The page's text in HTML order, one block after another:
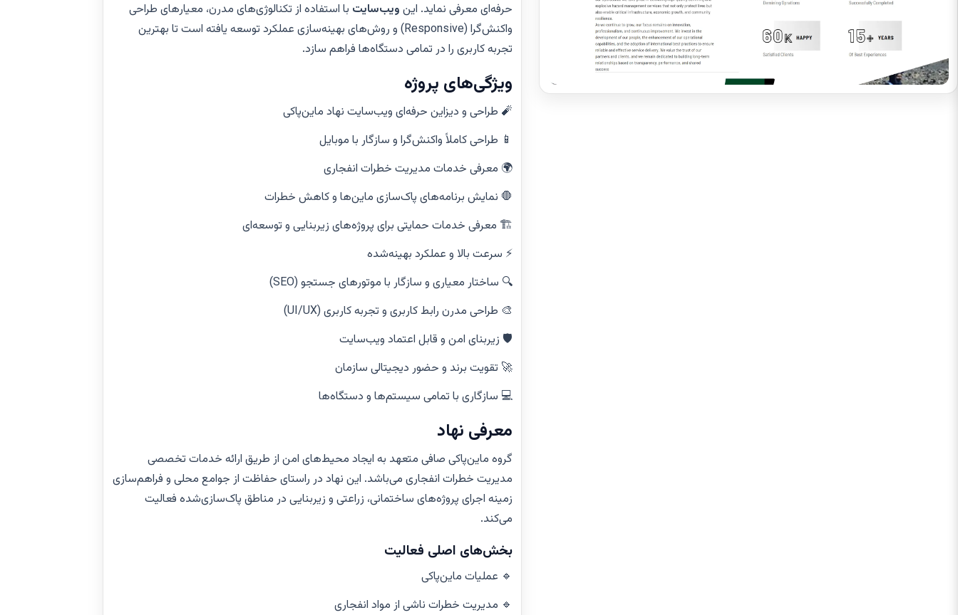
حرفه‌ای معرفی نماید. این ویب‌سایت با استفاده از تکنالوژی‌های مدرن، معیارهای طراحی
واکنش‌گرا (Responsive) و روش‌های بهینه‌سازی عملکرد توسعه یافته است تا بهترین
تجربه کاربری را در تمامی دستگاه‌ها فراهم سازد.
ویژگی‌های پروژه
🧨 طراحی و دیزاین حرفه‌ای ویب‌سایت نهاد ماین‌پاکی
📱 طراحی کاملاً واکنش‌گرا و سازگار با موبایل
🌍 معرفی خدمات مدیریت خطرات انفجاری
🛑 نمایش برنامه‌های پاک‌سازی ماین‌ها و کاهش خطرات
🏗️ معرفی خدمات حمایتی برای پروژه‌های زیربنایی و توسعه‌ای
⚡ سرعت بالا و عملکرد بهینه‌شده
🔍 ساختار معیاری و سازگار با موتورهای جستجو (SEO)
🎨 طراحی مدرن رابط کاربری و تجربه کاربری (UI/UX)
🛡️ زیربنای امن و قابل اعتماد ویب‌سایت
🚀 تقویت برند و حضور دیجیتالی سازمان
💻 سازگاری با تمامی سیستم‌ها و دستگاه‌ها
معرفی نهاد
گروه ماین‌پاکی صافی متعهد به ایجاد محیط‌های امن از طریق ارائه خدمات تخصصی
مدیریت خطرات انفجاری می‌باشد. این نهاد در راستای حفاظت از جوامع محلی و فراهم‌سازی
زمینه اجرای پروژه‌های ساختمانی، زراعتی و زیربنایی در مناطق پاک‌سازی‌شده فعالیت
می‌کند.
بخش‌های اصلی فعالیت
🔹 عملیات ماین‌پاکی
🔹 مدیریت خطرات ناشی از مواد انفجاری